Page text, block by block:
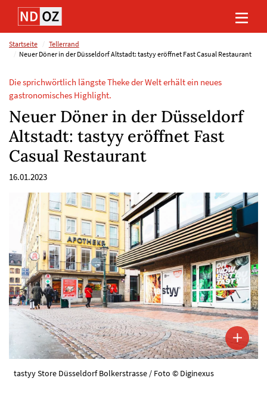
Direkt
Inhalt
(Eingabetaste)
Direkt
Hauptmenu
(Eingabetaste)
Direkt
Suche
(Eingabetaste)
Direkt
Footer
(Eingabetaste)
Startseite
Tellerrand
Neuer Döner in der Düsseldorf Altstadt: tastyy eröffnet Fast Casual Restaurant
Die sprichwörtlich längste Theke der Welt erhält ein neues
gastronomisches Highlight.
Neuer Döner in der Düsseldorf
Altstadt: tastyy eröffnet Fast
Casual Restaurant
16.01.2023
tastyy Store Düsseldorf Bolkerstrasse / Foto © Diginexus